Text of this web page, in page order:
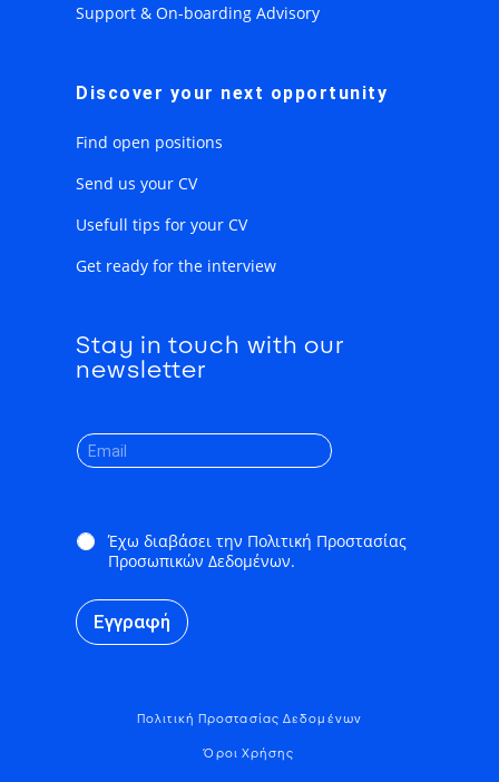
Support & On-boarding Advisory
Discover your next opportunity
Find open positions
Send us your CV
Usefull tips for your CV
Get ready for the interview
Stay in touch with our
newsletter
Έχω διαβάσει την Πολιτική Προστασίας
Προσωπικών Δεδομένων.
Εγγραφή
Πολιτική Προστασίας Δεδομένων
Όροι Χρήσης